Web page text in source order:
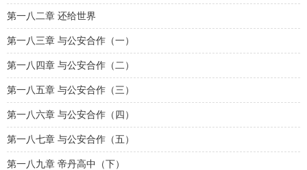
第一八二章 还给世界
第一八三章 与公安合作（一）
第一八四章 与公安合作（二）
第一八五章 与公安合作（三）
第一八六章 与公安合作（四）
第一八七章 与公安合作（五）
第一八九章 帝丹高中（下）